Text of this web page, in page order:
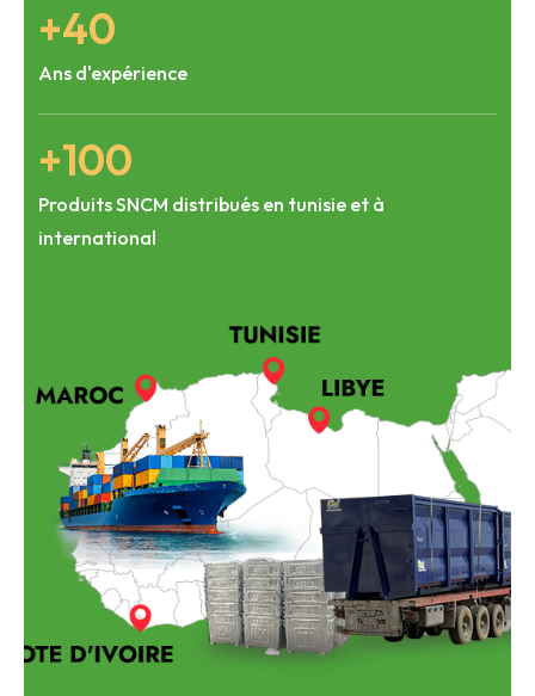
40
Ans d'expérience
100
Produits SNCM distribués en tunisie et à
international